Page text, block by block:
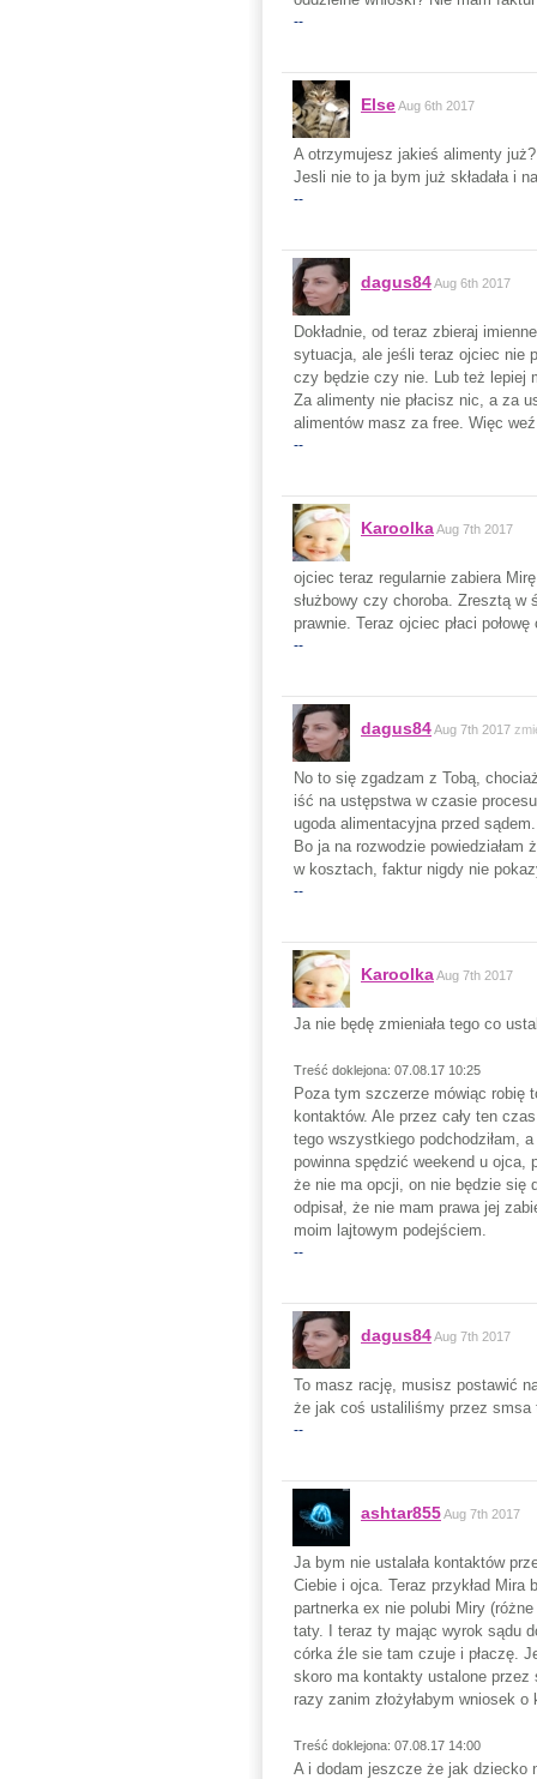
--
ElseAug 6th 2017
A otrzymujesz jakieś alimenty już?
Jesli nie to ja bym już składała i
--
dagus84Aug 6th 2017
Dokładnie, od teraz zbieraj
sytuacja, ale jeśli teraz ojciec nie
czy będzie czy nie. Lub też lepiej
Za alimenty nie płacisz nic, a za
alimentów masz za free. Więc
--
KaroolkaAug 7th 2017
ojciec teraz regularnie zabiera
służbowy czy choroba. Zresztą
prawnie. Teraz ojciec płaci
--
dagus84Aug 7th 2017
No to się zgadzam z Tobą,
iść na ustępstwa w czasie
ugoda alimentacyjna przed sądem.
Bo ja na rozwodzie
w kosztach, faktur nigdy nie
--
KaroolkaAug 7th 2017
Ja nie będę zmieniała tego co
Treść doklejona: 07.08.17 10:25
Poza tym szczerze mówiąc robię
kontaktów. Ale przez cały ten
tego wszystkiego podchodziłam,
powinna spędzić weekend u ojca,
że nie ma opcji, on nie będzie się
odpisał, że nie mam prawa jej
moim lajtowym podejściem.
--
dagus84Aug 7th 2017
To masz rację, musisz postawić
że jak coś ustaliliśmy przez
--
ashtar855Aug 7th 2017
Ja bym nie ustalała kontaktów
Ciebie i ojca. Teraz przykład Mira
partnerka ex nie polubi Miry
taty. I teraz ty mając wyrok sądu
córka źle sie tam czuje i płaczę.
skoro ma kontakty ustalone przez
razy zanim złożyłabym wniosek o
Treść doklejona: 07.08.17 14:00
A i dodam jeszcze że jak dziecko